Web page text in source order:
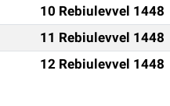
10 Rebiulevvel 1448
11 Rebiulevvel 1448
12 Rebiulevvel 1448